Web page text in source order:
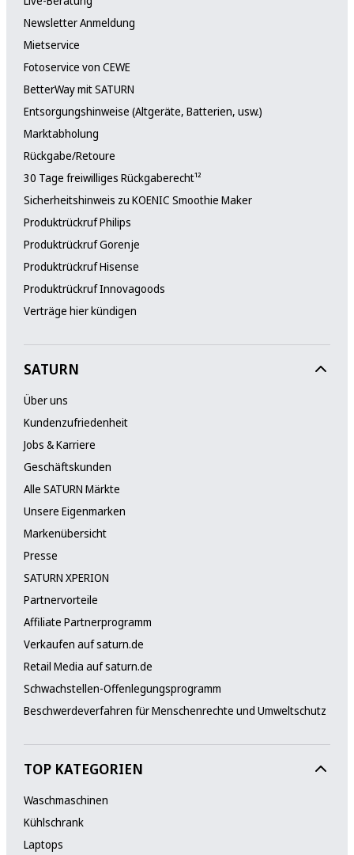
Newsletter Anmeldung
Mietservice
Fotoservice von CEWE
BetterWay mit SATURN
Entsorgungshinweise (Altgeräte, Batterien, usw.)
Marktabholung
Rückgabe/Retoure
30 Tage freiwilliges Rückgaberecht¹²
Sicherheitshinweis zu KOENIC Smoothie Maker
Produktrückruf Philips
Produktrückruf Gorenje
Produktrückruf Hisense
Produktrückruf Innovagoods
Verträge hier kündigen
SATURN
Über uns
Kundenzufriedenheit
Jobs & Karriere
Geschäftskunden
Alle SATURN Märkte
Unsere Eigenmarken
Markenübersicht
Presse
SATURN XPERION
Partnervorteile
Affiliate Partnerprogramm
Verkaufen auf saturn.de
Retail Media auf saturn.de
Schwachstellen-Offenlegungsprogramm
Beschwerdeverfahren für Menschenrechte und Umweltschutz
TOP KATEGORIEN
Waschmaschinen
Kühlschrank
Laptops